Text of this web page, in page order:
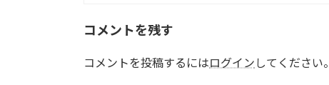
コメントを残す
コメントを投稿するにはログイン してください。